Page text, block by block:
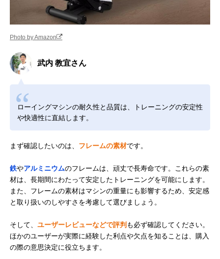
Photo by Amazon
武内 教宜さん
ローイングマシンの耐久性と品質は、トレーニングの安定性
や快適性に直結します。
まず確認したいのは、 フレームの素材です。
鉄やアルミニウムのフレームは、頑丈で長寿命です。これらの素
材は、長期間にわたって安定したトレーニングを可能にします。
また、フレームの素材はマシンの重量にも影響するため、安定感
と取り扱いのしやすさを考慮して選びましょう。
そして、 ユーザーレビューなどで評判 も必ず確認してください。
ほかのユーザーが実際に経験した利点や欠点を知ることは、購入
の際の意思決定に役立ちます。